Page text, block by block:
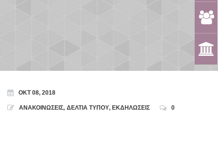
ΟΚΤ 08, 2018
ΑΝΑΚΟΙΝΩΣΕΙΣ, ΔΕΛΤΙΑ ΤΥΠΟΥ, ΕΚΔΗΛΩΣΕΙΣ 0